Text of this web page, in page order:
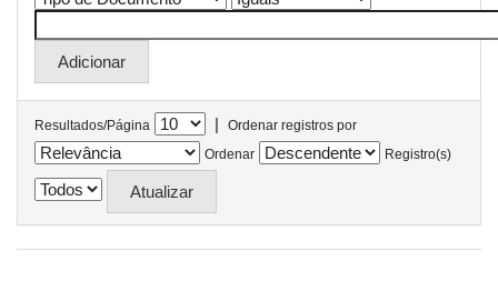
Resultados/Página |
Ordenar registros por
Ordenar
Registro(s)